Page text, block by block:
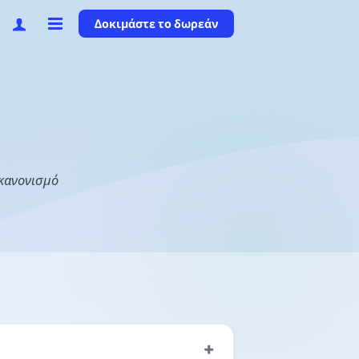
Δοκιμάστε το δωρεάν